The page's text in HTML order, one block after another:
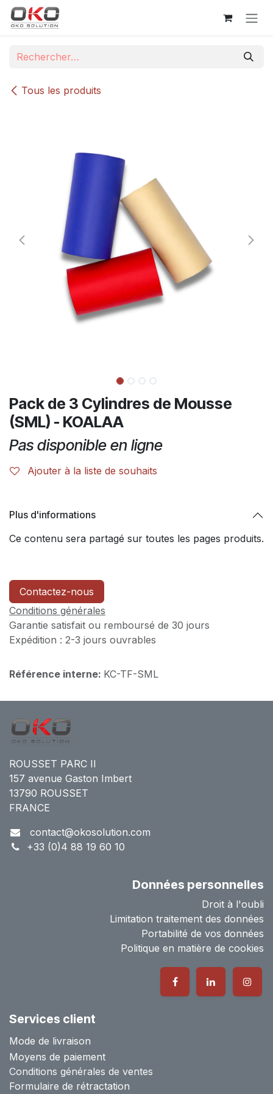
Se rendre au contenu
Tous les produits
Pack de 3 Cylindres de Mousse
(SML) - KOALAA
Pas disponible en ligne
Ajouter à la liste de souhaits
Plus d'informations
Ce contenu sera partagé sur toutes les pages produits.
Contactez-nous
Conditions générales
Garantie satisfait ou remboursé de 30 jours
Expédition : 2-3 jours ouvrables
Référence interne: KC-TF-SML
ROUSSET PARC II
157 avenue Gaston Imbert
13790 ROUSSET
FRANCE
contact@okosolution.com
+33 (0)4 88 19 60 10
Données personnelles
Droit à l'oubli
Limitation traitement des données
Portabilité de vos données
Politique en matière de cookies
Services client
Mode de livraison
Moyens de paiement
Conditions générales de ventes
Formulaire de rétractation